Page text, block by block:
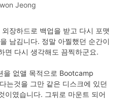
Jeong
장하드로 백업을 받고 다시 포맷
남김니다. 정말 아찔했던 순간이
면 다시 생각해도 끔찍하군요.
을 없앨 목적으로 Bootcamp
는것을 그만 같은 디스크에 있던
이였습니다. 그뒤로 마운트 되어